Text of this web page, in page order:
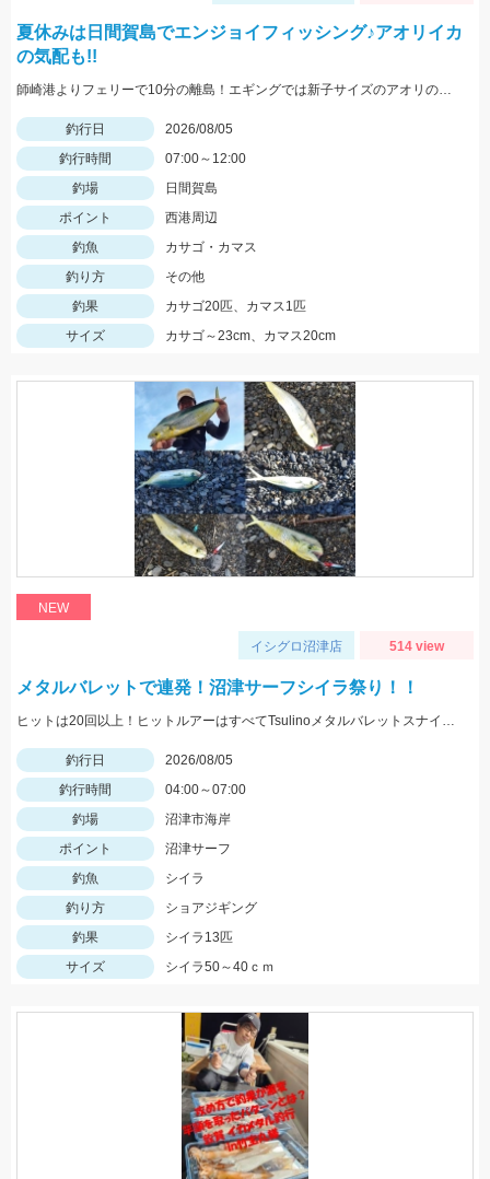
夏休みは日間賀島でエンジョイフィッシング♪アオリイカ
の気配も!!
師崎港よりフェリーで10分の離島！エギングでは新子サイズのアオリのチェイス多数！ロックフィッシュは足元を10ｇの根魚玉で狙うと効果的♪カバスキャでも釣果あり！
釣行日
2026/08/05
釣行時間
07:00～12:00
釣場
日間賀島
ポイント
西港周辺
釣魚
カサゴ・カマス
釣り方
その他
釣果
カサゴ20匹、カマス1匹
サイズ
カサゴ～23cm、カマス20cm
NEW
イシグロ沼津店 514 view
メタルバレットで連発！沼津サーフシイラ祭り！！
ヒットは20回以上！ヒットルアーはすべてTsulinoメタルバレットスナイパー40ｇでした。
釣行日
2026/08/05
釣行時間
04:00～07:00
釣場
沼津市海岸
ポイント
沼津サーフ
釣魚
シイラ
釣り方
ショアジギング
釣果
シイラ13匹
サイズ
シイラ50～40ｃｍ